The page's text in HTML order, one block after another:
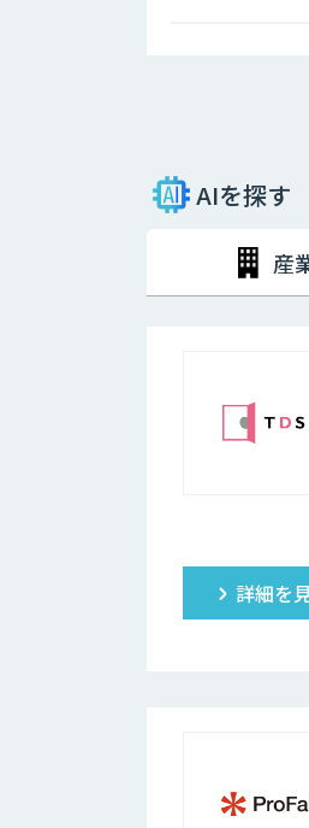
情報処理推進機構
AIを探す
産
詳細を